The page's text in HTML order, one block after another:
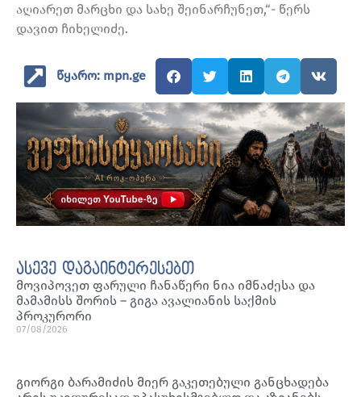
აღიარეთ მარცხი და სახე შეინარჩუნეთ,“- წერს
დავით ჩიხელიძე.
წყარო: mpn.ge
ასევე დაგაინტერესებთ
მოვიპოვეთ ფარული ჩანაწერი ნია იმნაძესა და
მამამისს შორის – გიგა ავალიანის საქმის
პროკურორი
07/08/2026
გიორგი ბარამიძის მიერ გაკეთებული განცხადება